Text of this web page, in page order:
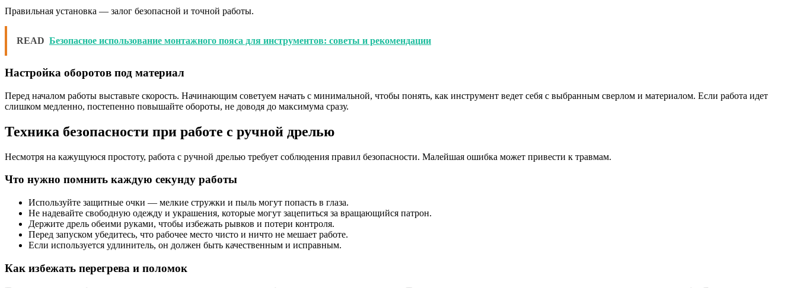
Правильная установка — залог безопасной и точной работы.
READ Безопасное использование монтажного пояса для инструментов: советы и рекомендации
Настройка оборотов под материал
Перед началом работы выставьте скорость. Начинающим советуем начать с минимальной, чтобы понять, как инструмент ведет себя с выбранным сверлом и материалом. Если работа идет
слишком медленно, постепенно повышайте обороты, не доводя до максимума сразу.
Техника безопасности при работе с ручной дрелью
Несмотря на кажущуюся простоту, работа с ручной дрелью требует соблюдения правил безопасности. Малейшая ошибка может привести к травмам.
Что нужно помнить каждую секунду работы
Используйте защитные очки — мелкие стружки и пыль могут попасть в глаза.
Не надевайте свободную одежду и украшения, которые могут зацепиться за вращающийся патрон.
Держите дрель обеими руками, чтобы избежать рывков и потери контроля.
Перед запуском убедитесь, что рабочее место чисто и ничто не мешает работе.
Если используется удлинитель, он должен быть качественным и исправным.
Как избежать перегрева и поломок